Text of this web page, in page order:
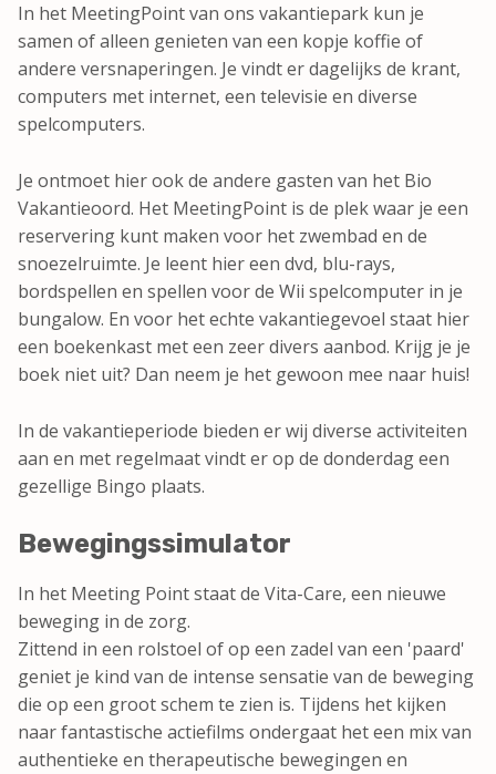
In het MeetingPoint van ons vakantiepark kun je
samen of alleen genieten van een kopje koffie of
andere versnaperingen. Je vindt er dagelijks de krant,
computers met internet, een televisie en diverse
spelcomputers.
Je ontmoet hier ook de andere gasten van het Bio
Vakantieoord. Het MeetingPoint is de plek waar je een
reservering kunt maken voor het zwembad en de
snoezelruimte. Je leent hier een dvd, blu-rays,
bordspellen en spellen voor de Wii spelcomputer in je
bungalow. En voor het echte vakantiegevoel staat hier
een boekenkast met een zeer divers aanbod. Krijg je je
boek niet uit? Dan neem je het gewoon mee naar huis!
In de vakantieperiode bieden er wij diverse activiteiten
aan en met regelmaat vindt er op de donderdag een
gezellige Bingo plaats.
Bewegingssimulator
In het Meeting Point staat de Vita-Care, een nieuwe
beweging in de zorg.
Zittend in een rolstoel of op een zadel van een 'paard'
geniet je kind van de intense sensatie van de beweging
die op een groot schem te zien is. Tijdens het kijken
naar fantastische actiefilms ondergaat het een mix van
authentieke en therapeutische bewegingen en